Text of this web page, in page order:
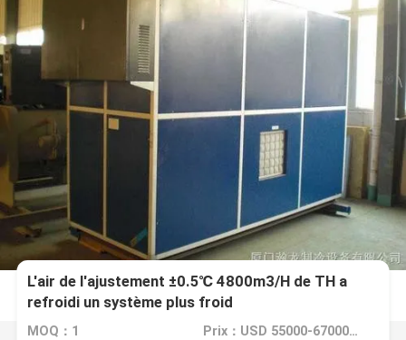
L'air de l'ajustement ±0.5℃ 4800m3/H de TH a
refroidi un système plus froid
MOQ：1 Prix：USD 55000-67000 dollar